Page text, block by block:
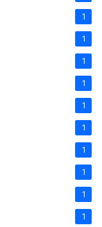
1
1
1
1
1
1
1
1
1
1